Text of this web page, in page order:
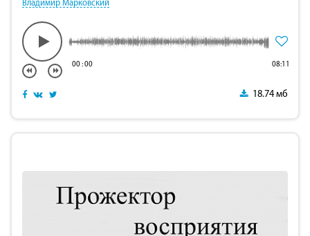
Владимир Марковский
00:00 08:11
18.74 мб